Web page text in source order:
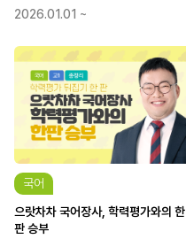
2026.01.01 ~
국어
으랏차차 국어장사, 학력평가와의 한
판 승부